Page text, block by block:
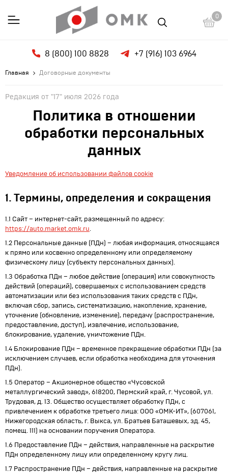
0
8 (800) 100 8828 +7 (916) 103 6964
Главная Договорные документы
Редакция от "17" июля 2026 года
Политика в отношении
обработки персональных
данных
Уведомление об использовании файлов cookie
1. Термины, определения и сокращения
1.1 Сайт – интернет-сайт, размещенный по адресу:
https://auto.market.omk.ru
1.2 Персональные данные (ПДн) – любая информация, относящаяся
к прямо или косвенно определенному или определяемому
физическому лицу (субъекту персональных данных).
1.3 Обработка ПДн – любое действие (операция) или совокупность
действий (операций), совершаемых с использованием средств
автоматизации или без использования таких средств с ПДн,
включая сбор, запись, систематизацию, накопление, хранение,
уточнение (обновление, изменение), передачу (распространение,
предоставление, доступ), извлечение, использование,
блокирование, удаление, уничтожение ПДн.
1.4 Блокирование ПДн – временное прекращение обработки ПДн (за
исключением случаев, если обработка необходима для уточнения
ПДн).
1.5 Оператор – Акционерное общество «Чусовской
металлургический завод», 618200, Пермский край, г. Чусовой, ул.
Трудовая, д. 13. Общество осуществляет обработку ПДн, с
привлечением к обработке третьего лица: ООО «ОМК-ИТ», (607061,
Нижегородская область, г. Выкса, ул. Братьев Баташевых, зд. 45,
помещ. 111) на основании поручения Оператора.
1.6 Предоставление ПДн – действия, направленные на раскрытие
ПДн определенному лицу или определенному кругу лиц.
1.7 Распространение ПДн – действия, направленные на раскрытие